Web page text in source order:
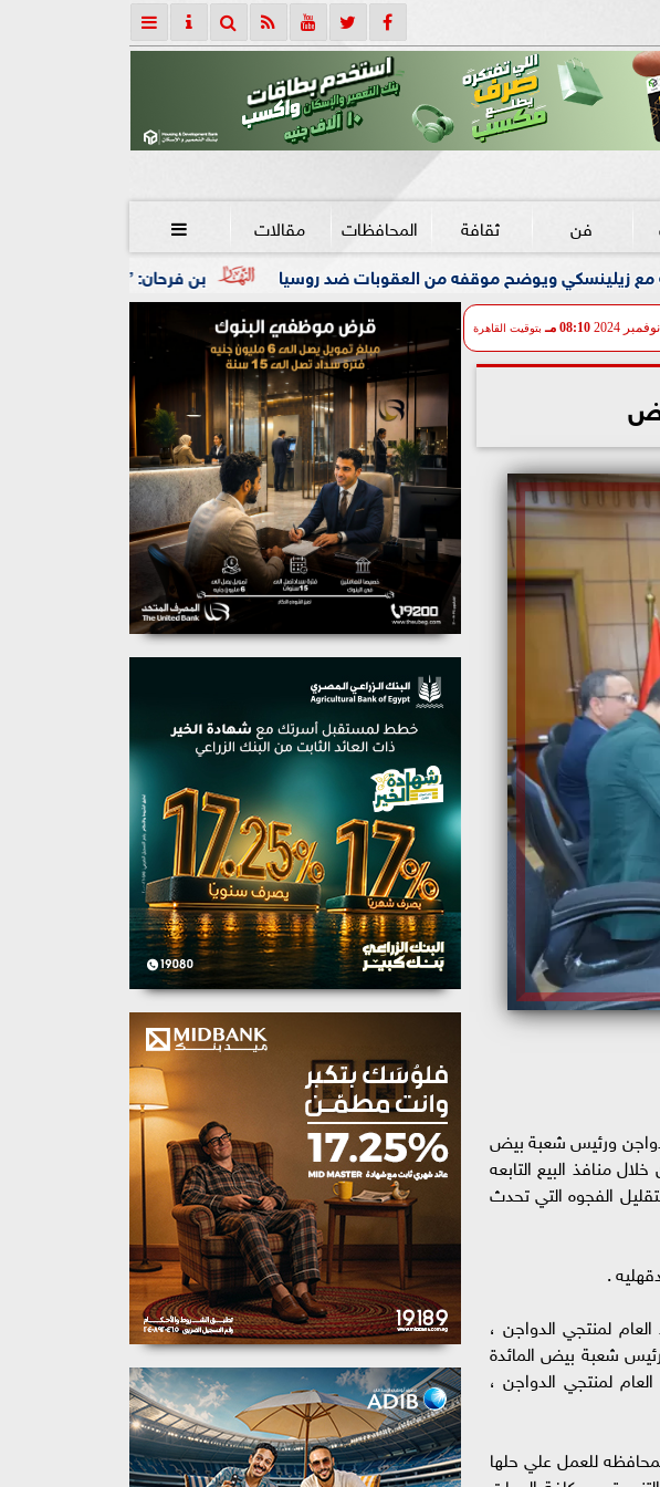
فن ثقافة المحافظات مقالات 
بن فرحان: ”اتفاقية مكة للدفاع المشترك” تجسد عمق من العقوبات ضد روسيا
08:10 مـ بتوقيت القاهرة
ورئيس شعبة بيض
منافذ البيع التابعه
الفجوه التي تحدث
.
لمنتجي الدواجن ،
شعبة بيض المائدة
لمنتجي الدواجن ،
للعمل علي حلها